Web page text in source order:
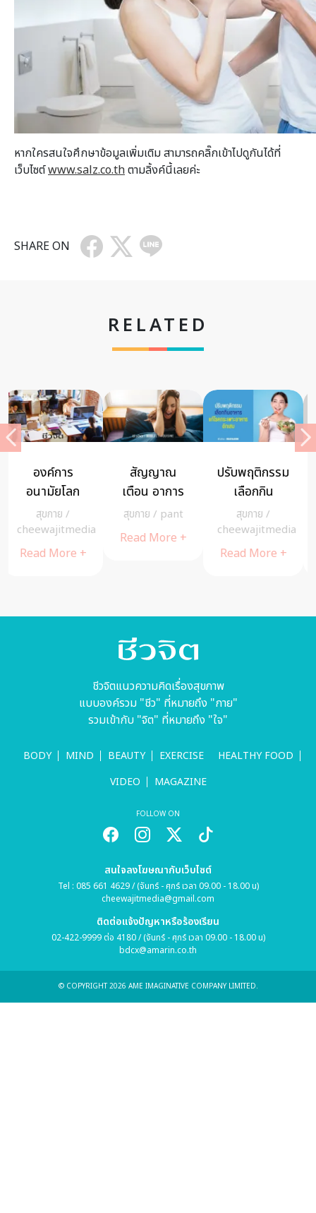
หากใครสนใจศึกษาข้อมูลเพิ่มเติม สามารถคลิ๊กเข้าไปดูกันได้ที่
เว็บไซต์www.salz.co.thตามลิ้งค์นี้เลยค่ะ
SHARE ON
RELATED
ทำแบบนี้ ไม่
ต้องกลัวติด
เชื้อ รวมวิธี
ป้องกันเชื้อ
ไวรัสโคโรนา
สุขกาย
cheewajitmedia
Read More +
สร้างกล้าม
เนื้อ สลายพุง
เพื่อสาว 30+
สไตล์กาละแมร์
ดูแลสุขภาพ/
cheewajitmedia
ยาอายุวัฒนะ
คืออะไร ?
ทำไมขาดไม่ได้
!
สุขกาย/admin
Read More +
ชีวจิตแนวความคิดเรื่องสุขภาพ
แบบองค์รวม "ชีว" ที่หมายถึง "กาย"
รวมเข้ากับ "จิต" ที่หมายถึง "ใจ"
BODY MIND BEAUTY EXERCISE
HEALTHY FOOD
VIDEO
MAGAZINE
FOLLOW ON
สนใจลงโฆษณากับเว็บไซต์
Tel : 085 661 4629 / (จันทร์ - ศุกร์ เวลา 09.00 - 18.00 น)
cheewajitmedia@gmail.com
ติดต่อแจ้งปัญหาหรือร้องเรียน
02-422-9999 ต่อ 4180 / (จันทร์ - ศุกร์ เวลา 09.00 - 18.00 น)
bdcx@amarin.co.th
© COPYRIGHT 2026 AME IMAGINATIVE COMPANY LIMITED.